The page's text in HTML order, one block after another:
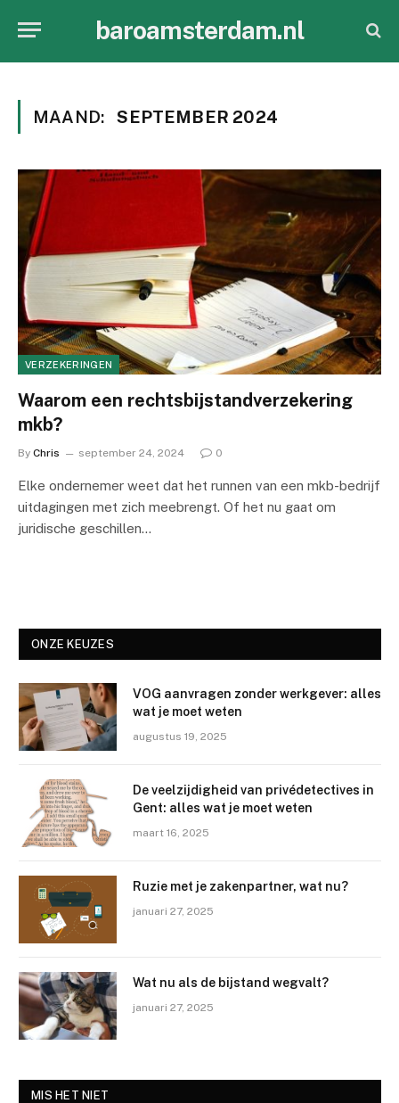
baroamsterdam.nl
MAAND: SEPTEMBER 2024
VERZEKERINGEN
Waarom een rechtsbijstandverzekering
mkb?
By Chris september 24, 2024 0
Elke ondernemer weet dat het runnen van een mkb-bedrijf
uitdagingen met zich meebrengt. Of het nu gaat om
juridische geschillen…
ONZE KEUZES
VOG aanvragen zonder werkgever: alles
wat je moet weten
augustus 19, 2025
De veelzijdigheid van privédetectives in
Gent: alles wat je moet weten
maart 16, 2025
Ruzie met je zakenpartner, wat nu?
januari 27, 2025
Wat nu als de bijstand wegvalt?
januari 27, 2025
MIS HET NIET